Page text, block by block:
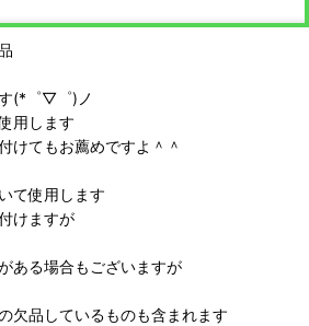
(*゜▽゜)ノ
用します
けてもお薦めですよ＾＾
て使用します
けますが
ある場合もございますが
欠品しているものも含まれます